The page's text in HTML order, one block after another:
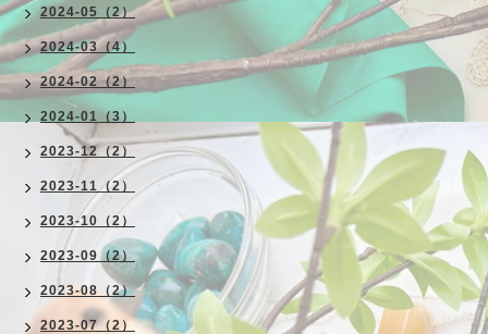
2024-05（2）
2024-03（4）
2024-02（2）
2024-01（3）
2023-12（2）
2023-11（2）
2023-10（2）
2023-09（2）
2023-08（2）
2023-07（2）